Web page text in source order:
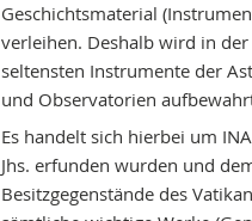
Geschichtsmaterial
verleihen. Deshalb wird in
seltensten Instrumente der
und Observatorien
Es handelt sich hierbei um
Jhs. erfunden wurden und
Besitzgegenstände des